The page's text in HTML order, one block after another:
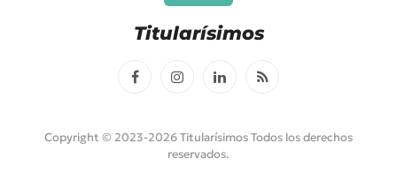
Titularísimos
FacebookInstagramLinkedInRSS
Copyright © 2023-2026 Titularísimos Todos los derechos
reservados.